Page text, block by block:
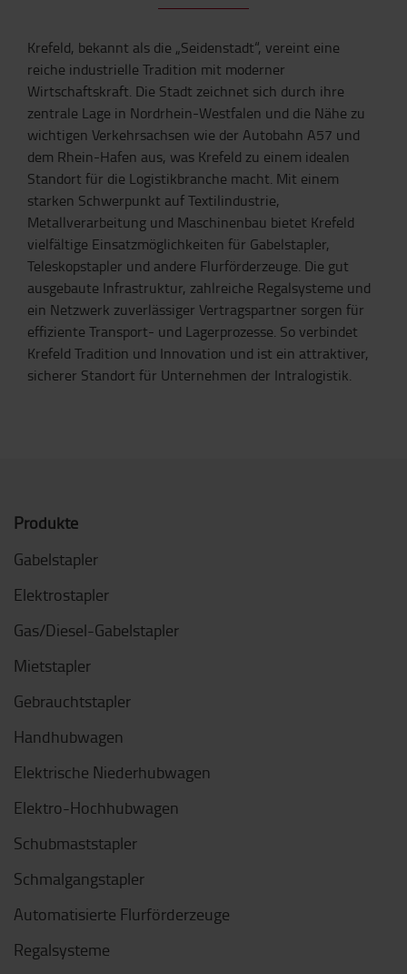
Krefeld, bekannt als die „Seidenstadt“, vereint eine
reiche industrielle Tradition mit moderner
Wirtschaftskraft. Die Stadt zeichnet sich durch ihre
zentrale Lage in Nordrhein-Westfalen und die Nähe zu
wichtigen Verkehrsachsen wie der Autobahn A57 und
dem Rhein-Hafen aus, was Krefeld zu einem idealen
Standort für die Logistikbranche macht. Mit einem
starken Schwerpunkt auf Textilindustrie,
Metallverarbeitung und Maschinenbau bietet Krefeld
vielfältige Einsatzmöglichkeiten für Gabelstapler,
Teleskopstapler und andere Flurförderzeuge. Die gut
ausgebaute Infrastruktur, zahlreiche Regalsysteme und
ein Netzwerk zuverlässiger Vertragspartner sorgen für
effiziente Transport- und Lagerprozesse. So verbindet
Krefeld Tradition und Innovation und ist ein attraktiver,
sicherer Standort für Unternehmen der Intralogistik.
Produkte
Gabelstapler
Elektrostapler
Gas/Diesel-Gabelstapler
Mietstapler
Gebrauchtstapler
Handhubwagen
Elektrische Niederhubwagen
Elektro-Hochhubwagen
Schubmaststapler
Schmalgangstapler
Automatisierte Flurförderzeuge
Regalsysteme